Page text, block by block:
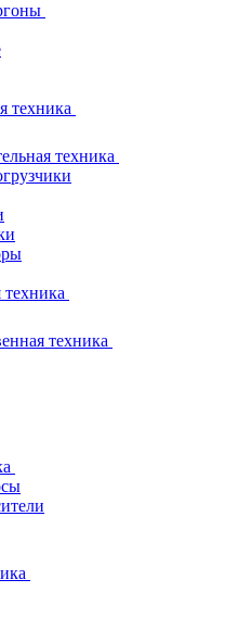
техника
техника
техника
техника